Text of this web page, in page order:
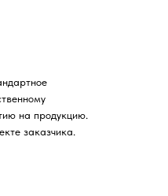
на продукцию.
заказчика.